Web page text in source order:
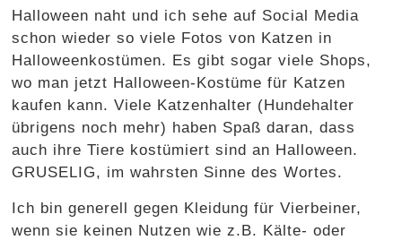
Halloween naht und ich sehe auf Social Media
schon wieder so viele Fotos von Katzen in
Halloweenkostümen. Es gibt sogar viele Shops,
wo man jetzt Halloween-Kostüme für Katzen
kaufen kann. Viele Katzenhalter (Hundehalter
übrigens noch mehr) haben Spaß daran, dass
auch ihre Tiere kostümiert sind an Halloween.
GRUSELIG, im wahrsten Sinne des Wortes.
Ich bin generell gegen Kleidung für Vierbeiner,
wenn sie keinen Nutzen wie z.B. Kälte- oder